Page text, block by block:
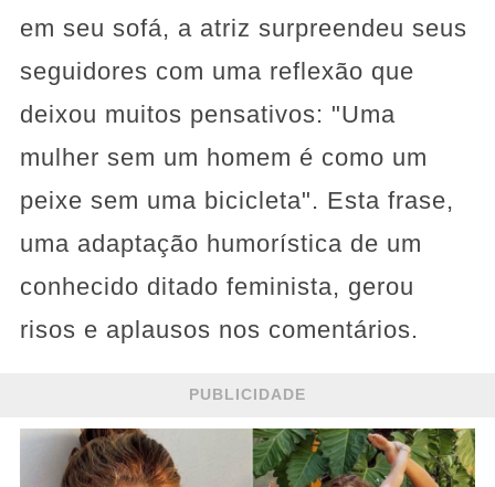
em seu sofá, a atriz surpreendeu seus
seguidores com uma reflexão que
deixou muitos pensativos: "Uma
mulher sem um homem é como um
peixe sem uma bicicleta". Esta frase,
uma adaptação humorística de um
conhecido ditado feminista, gerou
risos e aplausos nos comentários.
PUBLICIDADE